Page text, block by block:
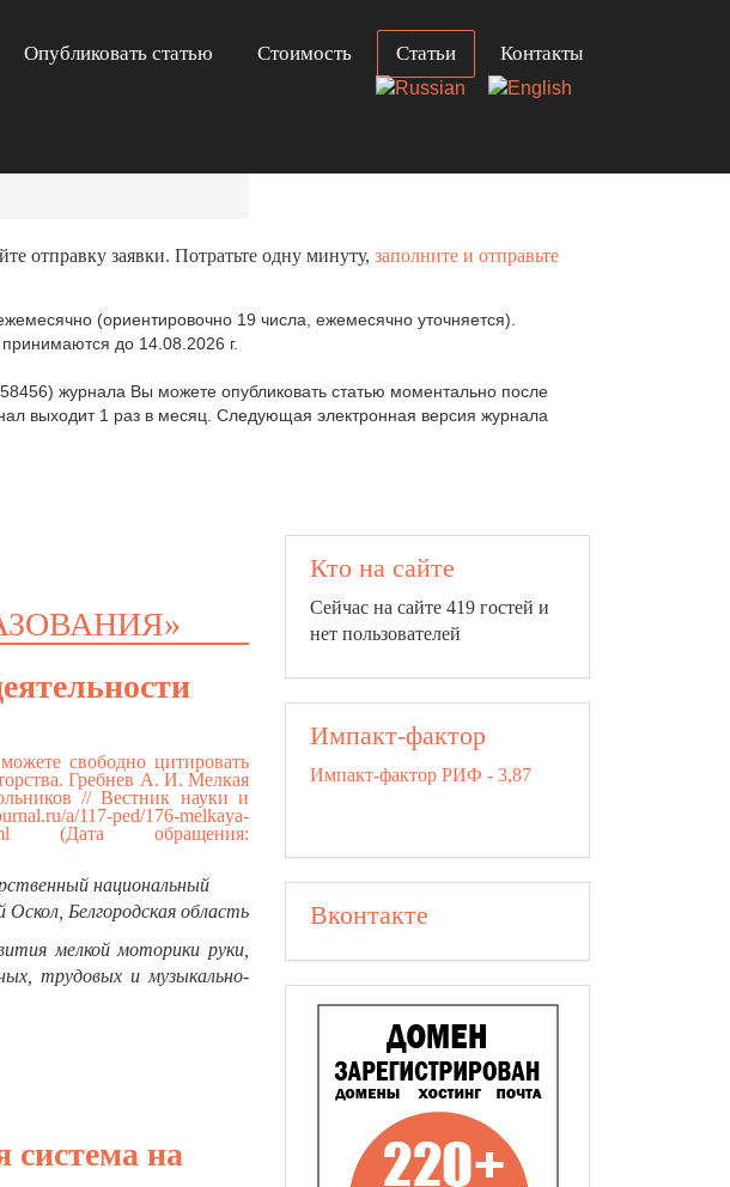
Опубликовать статью Стоимость Статьи Контакты
отправку заявки. Потратьте одну минуту, заполните и отправьте
(ориентировочно 19 числа, ежемесячно уточняется).
до 14.08.2026 г.
журнала Вы можете опубликовать статью моментально после
выходит 1 раз в месяц. Следующая электронная версия журнала
свободно цитировать
Гребнев А. И. Мелкая
// Вестник науки и
a/117-ped/176-melkaya-
(Дата обращения:
национальный
Белгородская область
мелкой моторики руки,
трудовых и музыкально-
система на
Кто на сайте
Сейчас на сайте 419 гостей и
нет пользователей
Импакт-фактор
Импакт-фактор РИФ - 3,87
Вконтакте